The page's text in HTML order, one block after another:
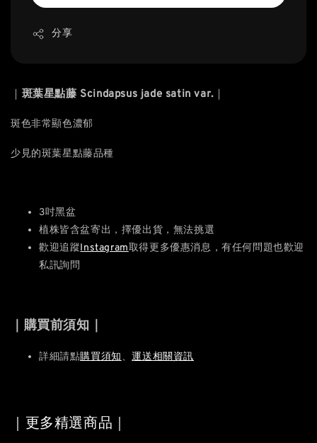
分享
斑葉星點藤 Scindapsus jade satin var.｜
斑色非常顯色濃郁
少見的斑葉星點藤品種
3吋黑盆
植株皆含盆寄出，擇優出貨，無法挑選
歡迎追蹤Instagram取得更多優惠消息，有任何問題也歡迎
私訊詢問
｜購買前須知｜
詳細請點購買須知、運送相關資訊
｜更多精選商品｜